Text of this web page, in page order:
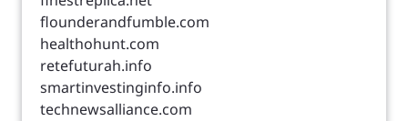
flounderandfumble.com
healthohunt.com
retefuturah.info
smartinvestinginfo.info
technewsalliance.com